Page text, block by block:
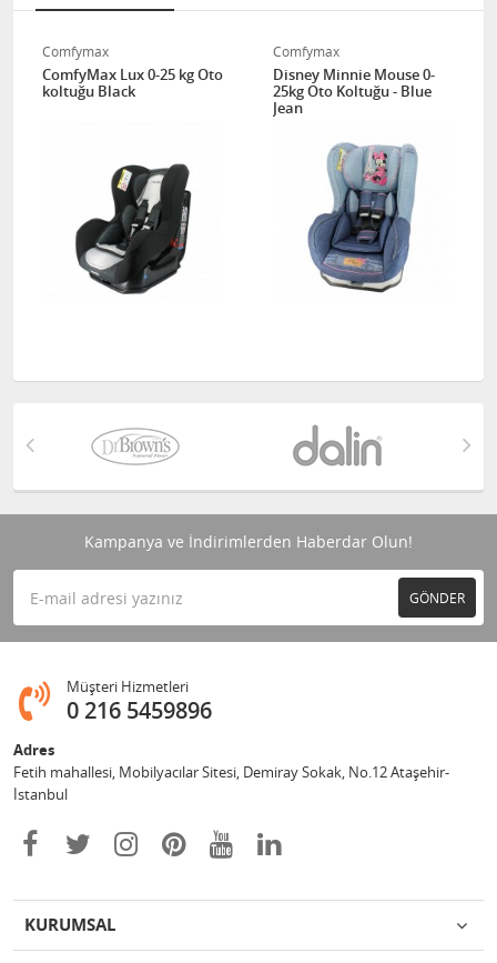
Comfymax
ComfyMax Lux 0-25 kg Oto
koltuğu Black
Comfymax
Disney Minnie Mouse 0-
25kg Oto Koltuğu - Blue
Jean
Kampanya ve İndirimlerden Haberdar Olun!
GÖNDER
Müşteri Hizmetleri
0 216 5459896
Adres
Fetih mahallesi, Mobilyacılar Sitesi, Demiray Sokak, No.12 Ataşehir-
İstanbul
KURUMSAL